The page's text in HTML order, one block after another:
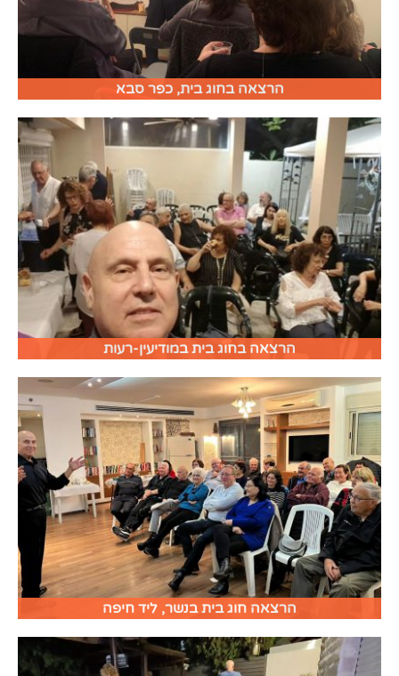
הרצאה בחוג בית, כפר סבא
הרצאה בחוג בית במודיעין-רעות
הרצאה חוג בית בנשר, ליד חיפה